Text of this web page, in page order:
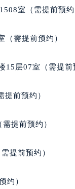
心（需提前预约）
心（需提前预约）
心（需提前预约）
中心（需提前预约
中心（需提前预约
务中心（需提前预
格豪雅售后服务中
室（需提前预约
需提前预约）
15层07室（需提前
前预约）
提前预约）
提前预约）
约）